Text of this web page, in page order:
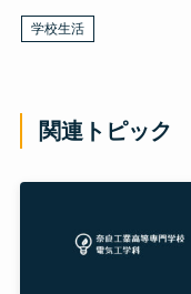
学校生活
関連トピック